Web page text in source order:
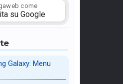
come
su Google
Galaxy: Menu